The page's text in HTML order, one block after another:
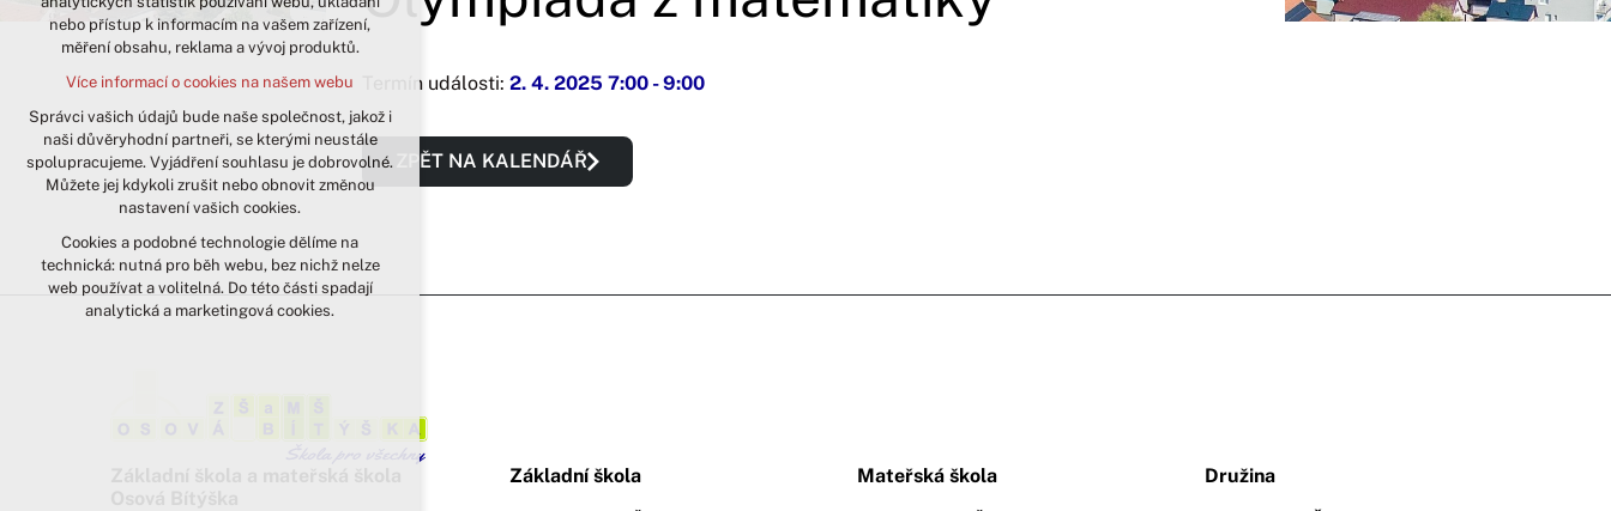
Termín události: 2. 4. 2025 7:00 -9:00
ZPĚT NA KALENDÁŘ
Základní škola
Mateřská škola
Družina
případná přihlášení, volby jazyka, apod.
analytická pro anonymizované
vyhodnocení návštěvnosti
marketingová cookies (Google)
Více informací o cookies na našem webu
Přijmout všechny cookies
Odmítnout vše
nebo přístup k informacím na vašem zařízení,
měření obsahu, reklama a vývoj produktů.
Více informací o cookies na našem webu
Správci vašich údajů bude naše společnost, jakož i
naši důvěryhodní partneři, se kterými neustále
spolupracujeme. Vyjádření souhlasu je dobrovolné.
Můžete jej kdykoli zrušit nebo obnovit změnou
nastavení vašich cookies.
Cookies a podobné technologie dělíme na
technická: nutná pro běh webu, bez nichž nelze
web používat a volitelná. Do této části spadají
analytická a marketingová cookies.